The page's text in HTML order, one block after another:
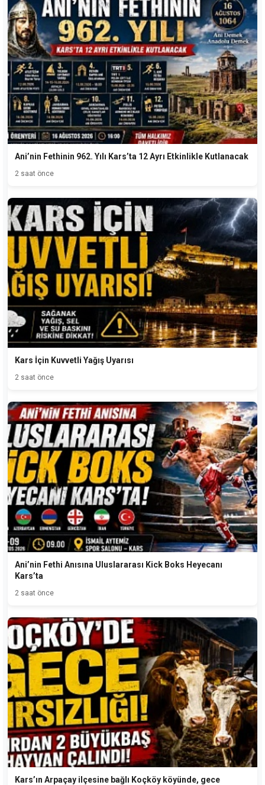
Ani’nin Fethinin 962. Yılı Kars’ta 12 Ayrı Etkinlikle Kutlanacak
2 saat önce
Kars İçin Kuvvetli Yağış Uyarısı
2 saat önce
Ani’nin Fethi Anısına Uluslararası Kick Boks Heyecanı
Kars’ta
2 saat önce
Kars’ın Arpaçay ilçesine bağlı Koçköy köyünde, gece